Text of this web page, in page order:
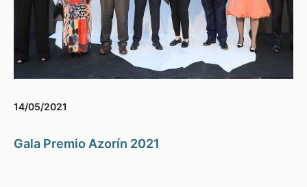
14/05/2021
Gala Premio Azorín 2021